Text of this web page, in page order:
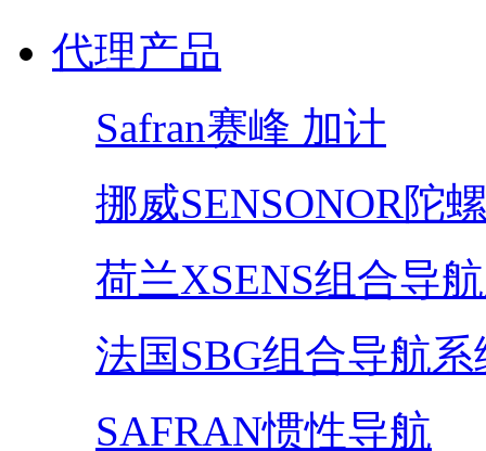
代理产品
Safran赛峰 加计
挪威SENSONOR陀
荷兰XSENS组合导
法国SBG组合导航系
SAFRAN惯性导航